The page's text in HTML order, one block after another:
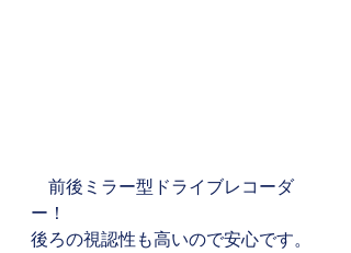
前後ミラー型ドライブレコーダ
ー！
後ろの視認性も高いので安心です。